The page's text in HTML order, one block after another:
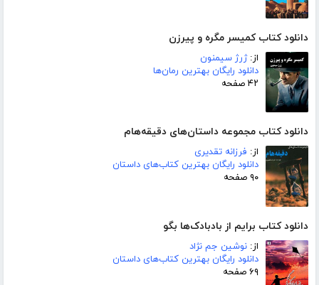
دانلود کتاب کمیسر مگره و پیرزن
از:ژرژ سیمنون
دانلود رایگان بهترین رمان‌ها
۴۲ صفحه
دانلود کتاب مجموعه داستان‌های دقیقه‌هام
از: فرزانه تقدیری
دانلود رایگان بهترین کتاب‌های داستان
۹۰ صفحه
دانلود کتاب برایم از بادبادک‌ها بگو
از: نوشین جم نژاد
دانلود رایگان بهترین کتاب‌های داستان
۶۹ صفحه